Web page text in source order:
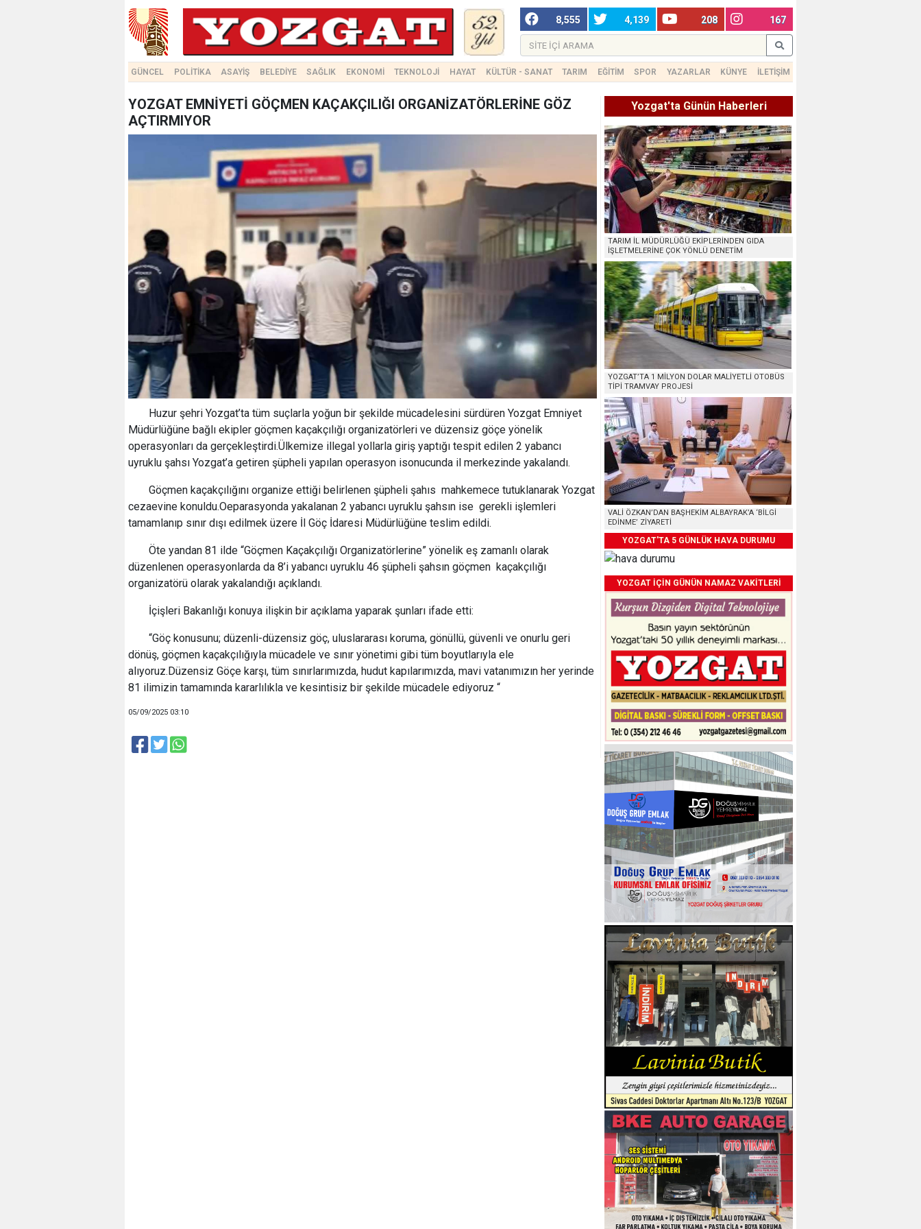
8,555 4,139 208 167
GÜNCEL POLİTİKA ASAYİŞ BELEDİYE SAĞLIK EKONOMİ TEKNOLOJİ HAYAT KÜLTÜR - SANAT TARIM EĞİTİM SPOR YAZARLAR KÜNYE İLETİŞİM
YOZGAT EMNİYETİ GÖÇMEN KAÇAKÇILIĞI ORGANİZATÖRLERİNE GÖZ
AÇTIRMIYOR
Huzur şehri Yozgat’ta tüm suçlarla yoğun bir şekilde mücadelesini sürdüren Yozgat Emniyet
Müdürlüğüne bağlı ekipler göçmen kaçakçılığı organizatörleri ve düzensiz göçe yönelik
operasyonları da gerçekleştirdi.Ülkemize illegal yollarla giriş yaptığı tespit edilen 2 yabancı
uyruklu şahsı Yozgat’a getiren şüpheli yapılan operasyon isonucunda il merkezinde yakalandı.
Göçmen kaçakçılığını organize ettiği belirlenen şüpheli şahıs mahkemece tutuklanarak Yozgat
cezaevine konuldu.Oeparasyonda yakalanan 2 yabancı uyruklu şahsın ise gerekli işlemleri
tamamlanıp sınır dışı edilmek üzere İl Göç İdaresi Müdürlüğüne teslim edildi.
Öte yandan 81 ilde “Göçmen Kaçakçılığı Organizatörlerine” yönelik eş zamanlı olarak
düzenlenen operasyonlarda da 8’i yabancı uyruklu 46 şüpheli şahsın göçmen kaçakçılığı
organizatörü olarak yakalandığı açıklandı.
İçişleri Bakanlığı konuya ilişkin bir açıklama yaparak şunları ifade etti:
“Göç konusunu; düzenli-düzensiz göç, uluslararası koruma, gönüllü, güvenli ve onurlu geri
dönüş, göçmen kaçakçılığıyla mücadele ve sınır yönetimi gibi tüm boyutlarıyla ele
alıyoruz.Düzensiz Göçe karşı, tüm sınırlarımızda, hudut kapılarımızda, mavi vatanımızın her yerinde
81 ilimizin tamamında kararlılıkla ve kesintisiz bir şekilde mücadele ediyoruz “
05/09/2025 03:10
Yozgat'ta Günün Haberleri
TARIM İL MÜDÜRLÜĞÜ EKİPLERİNDEN GIDA
İŞLETMELERİNE ÇOK YÖNLÜ DENETİM
YOZGAT’TA 1 MİLYON DOLAR MALİYETLİ OTOBÜS
TİPİ TRAMVAY PROJESİ
VALİ ÖZKAN’DAN BAŞHEKİM ALBAYRAK’A ‘BİLGİ
EDİNME’ ZİYARETİ
YOZGAT'TA 5 GÜNLÜK HAVA DURUMU
YOZGAT İÇİN GÜNÜN NAMAZ VAKİTLERİ